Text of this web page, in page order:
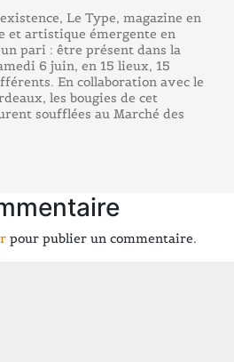
Le Type, magazine en
et artistique émergente en
pari : être présent dans la
6 juin, en 15 lieux, 15
En collaboration avec le
les bougies de cet
soufflées au Marché des
pour publier un commentaire.